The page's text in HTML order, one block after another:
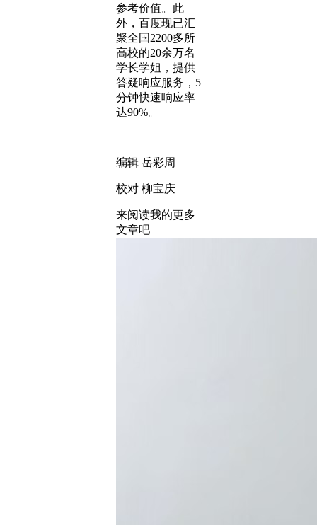
参考价值。此
外，百度现已汇
聚全国2200多所
高校的20余万名
学长学姐，提供
答疑响应服务，5
分钟快速响应率
达90%。
编辑 岳彩周
校对 柳宝庆
来阅读我的更多
文章吧